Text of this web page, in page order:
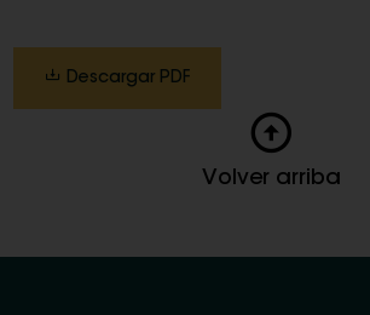
Descargar PDF
Volver arriba